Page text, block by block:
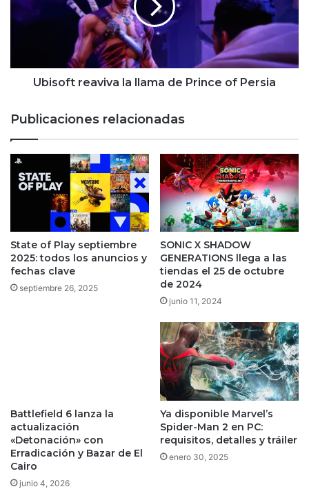
de
Prince
Ubisoft reaviva la llama de Prince of Persia
Publicaciones relacionadas
State of Play septiembre
2025: todos los anuncios y
fechas clave
septiembre 26, 2025
SONIC X SHADOW
GENERATIONS llega a las
tiendas el 25 de octubre
de 2024
junio 11, 2024
Battlefield 6 lanza la
actualización
«Detonación» con
Erradicación y Bazar de El
Cairo
junio 4, 2026
Ya disponible Marvel’s
Spider-Man 2 en PC:
requisitos, detalles y tráiler
enero 30, 2025